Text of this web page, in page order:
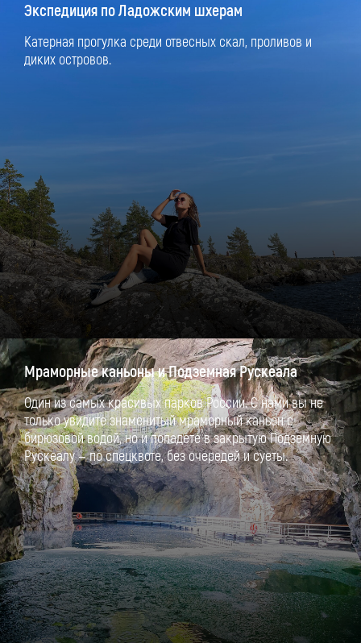
Экспедиция по Ладожским шхерам
Катерная прогулка среди отвесных скал, проливов и
диких островов.
Мраморные каньоны и Подземная Рускеала
Один из самых красивых парков России. С нами вы не
только увидите знаменитый мраморный каньон с
бирюзовой водой, но и попадёте в закрытую Подземную
Рускеалу — по спецквоте, без очередей и суеты.